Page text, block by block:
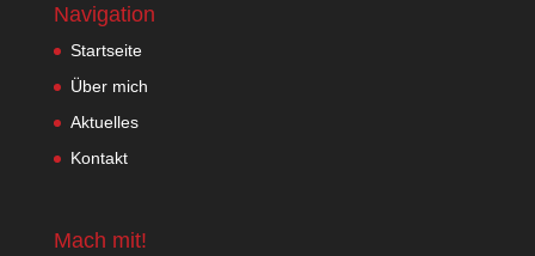
Navigation
Startseite
Über mich
Aktuelles
Kontakt
Mach mit!